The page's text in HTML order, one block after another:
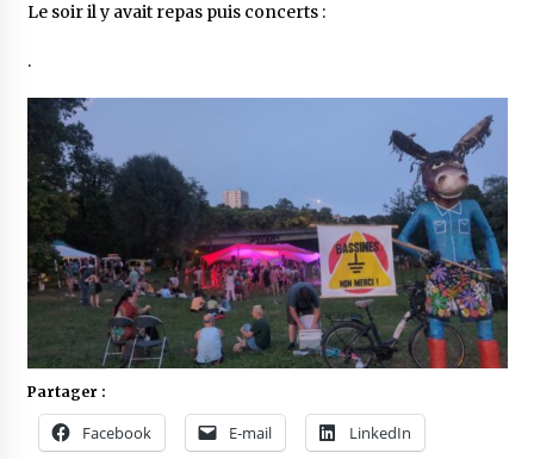
Le soir il y avait repas puis concerts :
.
Partager :
Facebook E-mail LinkedIn